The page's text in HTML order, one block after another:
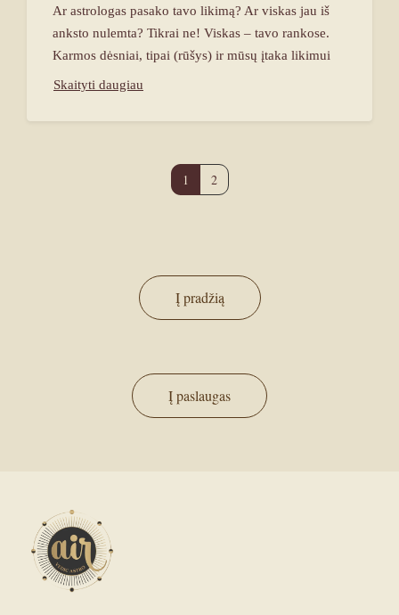
Ar astrologas pasako tavo likimą? Ar viskas jau iš
anksto nulemta? Tikrai ne! Viskas – tavo rankose.
Karmos dėsniai, tipai (rūšys) ir mūsų įtaka likimui
Skaityti daugiau
1 2
Į pradžią
Į paslaugas